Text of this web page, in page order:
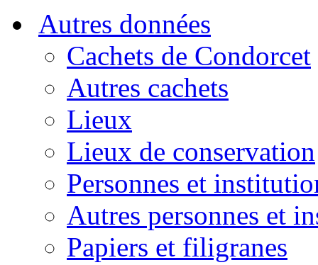
Autres données
Cachets de Condorcet
Autres cachets
Lieux
Lieux de conservation
Personnes et
Autres personnes et
Papiers et filigranes